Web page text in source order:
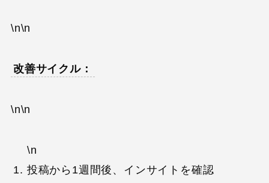
\n\n
改善サイクル：
\n\n
\n
投稿から1週間後、インサイトを確認